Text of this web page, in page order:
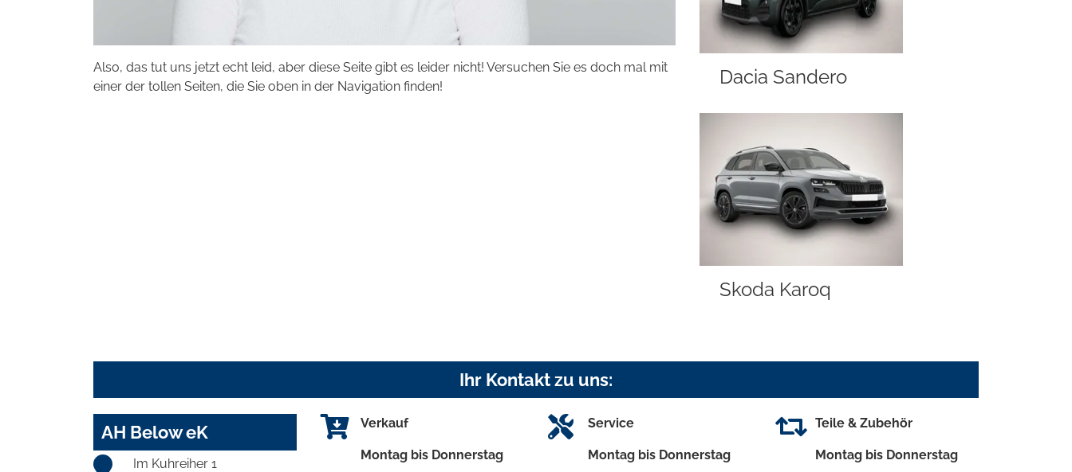
Also, das tut uns jetzt echt leid, aber diese Seite gibt es leider nicht! Versuchen Sie es doch mal mit
einer der tollen Seiten, die Sie oben in der Navigation finden!
Dacia Sandero
Skoda Karoq
Ihr Kontakt zu uns:
AH Below eK
Im Kuhreiher 1
Verkauf
Montag bis Donnerstag
Service
Montag bis Donnerstag
Teile & Zubehör
Montag bis Donnerstag